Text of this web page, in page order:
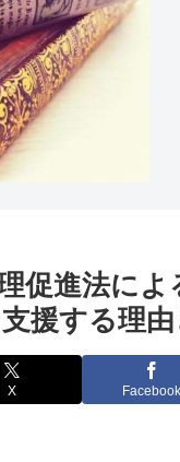
促進法に
援する理由
X Facebook